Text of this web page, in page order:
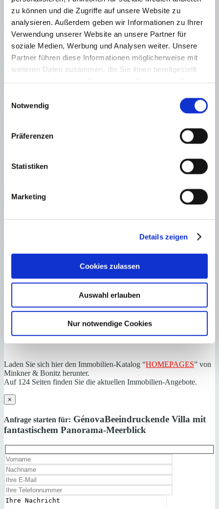
zu können und die Zugriffe auf unsere Website zu
analysieren. Außerdem geben wir Informationen zu Ihrer
Verwendung unserer Website an unsere Partner für
soziale Medien, Werbung und Analysen weiter. Unsere
Partner führen diese Informationen möglicherweise mit
weiteren Daten zusammen, die Sie ihnen bereitgestellt
Notwendig
Präferenzen
Statistiken
Marketing
Details zeigen
Cookies zulassen
Auswahl erlauben
Nur notwendige Cookies
Untergeschoss: großer Mehrzweckraum (für Fitnessraum,
Spielzimmer, Heimkino etc.), Schlafzimmer, Bad, Abstell- und
Technikräume
Dachterrasse mit Sommerküche und Dusche
Abstellraum
Erstbezug Gäste-WC Meerblick
Nähe
Zentrum
Fußbodenheizung
Energieeffizienz
Steuern beim Immobilienkauf auf Mallorca!
Haftungs- und Courtageklausel
Alle Angaben basieren auf Informationen und Daten, die uns vom
Verkäufer/Auftraggeber zur Verfügung gestellt wurden. Minkner &
Partner übernimmt keinerlei Garantie für Vollständigkeit, Richtigkeit
und Aktualität der Angaben und Legalität der Immobilie. Die
angegebenen Preise enthalten nicht die vom Käufer zu tragenden
Laden Sie sich hier den Immobilien-Katalog “HOMEPAGES” von
Minkner & Bonitz herunter.
Auf 124 Seiten finden Sie die aktuellen Immobilien-Angebote.
×
Anfrage starten für: GénovaBeeindruckende Villa mit
fantastischem Panorama-Meerblick